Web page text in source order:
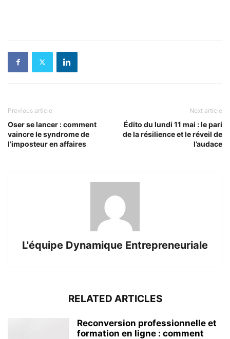
Previous article
Oser se lancer : comment
vaincre le syndrome de
l’imposteur en affaires
Next article
Édito du lundi 11 mai : le pari
de la résilience et le réveil de
l’audace
L'équipe Dynamique Entrepreneuriale
RELATED ARTICLES
Reconversion professionnelle et
formation en ligne : comment